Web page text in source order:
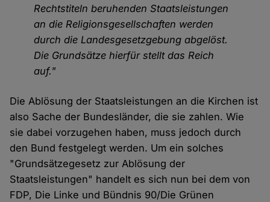
Rechtstiteln beruhenden Staatsleistungen
an die Religionsgesellschaften werden
durch die Landesgesetzgebung abgelöst.
Die Grundsätze hierfür stellt das Reich
auf."
Die Ablösung der Staatsleistungen an die Kirchen ist
also Sache der Bundesländer, die sie zahlen. Wie
sie dabei vorzugehen haben, muss jedoch durch
den Bund festgelegt werden. Um ein solches
"Grundsätzegesetz zur Ablösung der
Staatsleistungen" handelt es sich nun bei dem von
FDP, Die Linke und Bündnis 90/Die Grünen